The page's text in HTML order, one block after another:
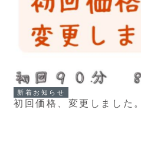
新着お知らせ
初回価格、変更しました。